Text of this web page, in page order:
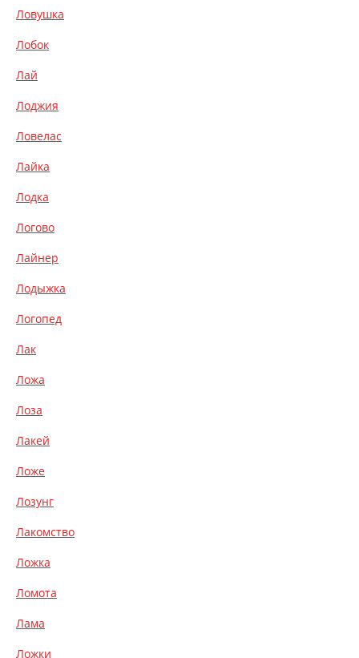
Ловушка
Лобок
Лай
Лоджия
Ловелас
Лайка
Лодка
Логово
Лайнер
Лодыжка
Логопед
Лак
Ложа
Лоза
Лакей
Ложе
Лозунг
Лакомство
Ложка
Ломота
Лама
Ложки